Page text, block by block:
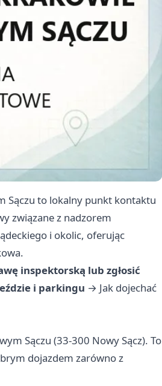
Sączu to lokalny punkt kontaktu
związane z nadzorem
i okolic, oferując
inspektorską lub zgłosić
i parkingu → Jak dojechać
Sączu (33-300 Nowy Sącz). To
dojazdem zarówno z